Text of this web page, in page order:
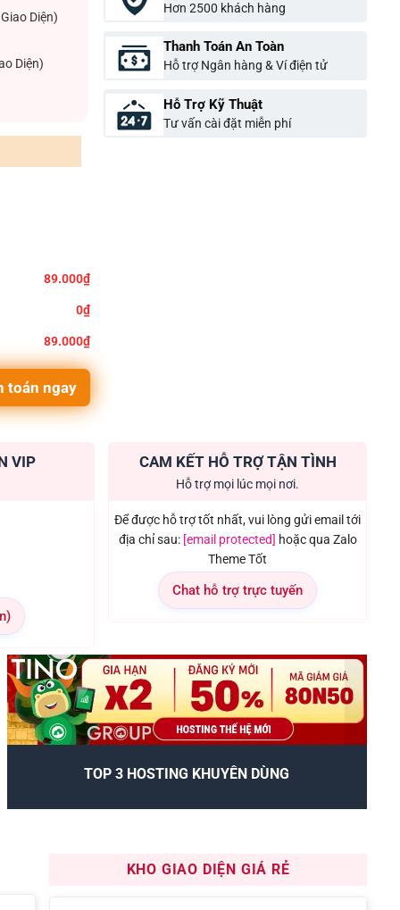
Diện)
Diện)
89.000₫
0₫
89.000₫
toán ngay
Hơn 2500 khách hàng
Thanh Toán An Toàn
Hỗ trợ Ngân hàng & Ví điện tử
Hỗ Trợ Kỹ Thuật
Tư vấn cài đặt miễn phí
VIP CAM KẾT HỖ TRỢ TẬN TÌNH
Hỗ trợ mọi lúc mọi nơi.
Để được hỗ trợ tốt nhất, vui lòng gửi email tới
địa chỉ sau: [email protected] hoặc qua Zalo
Theme Tốt
Chat hỗ trợ trực tuyến
TOP 3 HOSTING KHUYÊN DÙNG
KHO GIAO DIỆN GIÁ RẺ